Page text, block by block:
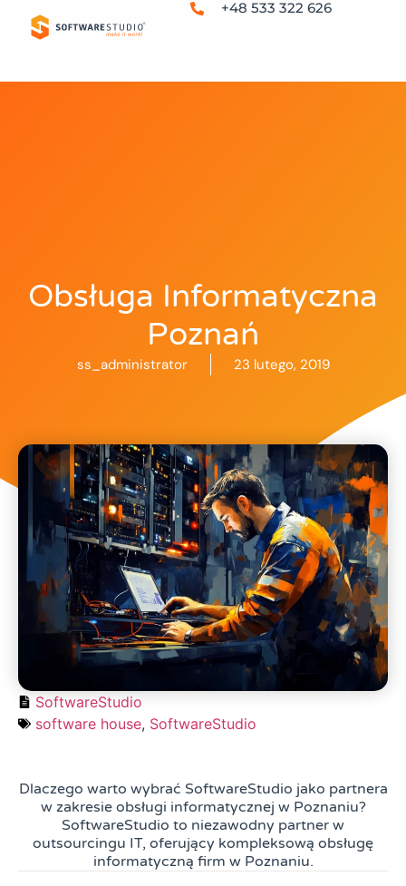
+48 533 322 626
Obsługa Informatyczna
Poznań
ss_administrator 23 lutego, 2019
SoftwareStudio
software house, SoftwareStudio
Dlaczego warto wybrać SoftwareStudio jako partnera
w zakresie obsługi informatycznej w Poznaniu?
SoftwareStudio to niezawodny partner w
outsourcingu IT, oferujący kompleksową obsługę
informatyczną firm w Poznaniu.